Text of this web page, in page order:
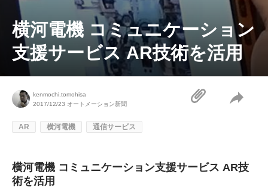
横河電機 コミュニケーション
支援サービス AR技術を活用
kenmochi.tomohisa
2017/12/23 オートメーション新聞
AR 横河電機 通信サービス
横河電機 コミュニケーション支援サービス AR技
術を活用